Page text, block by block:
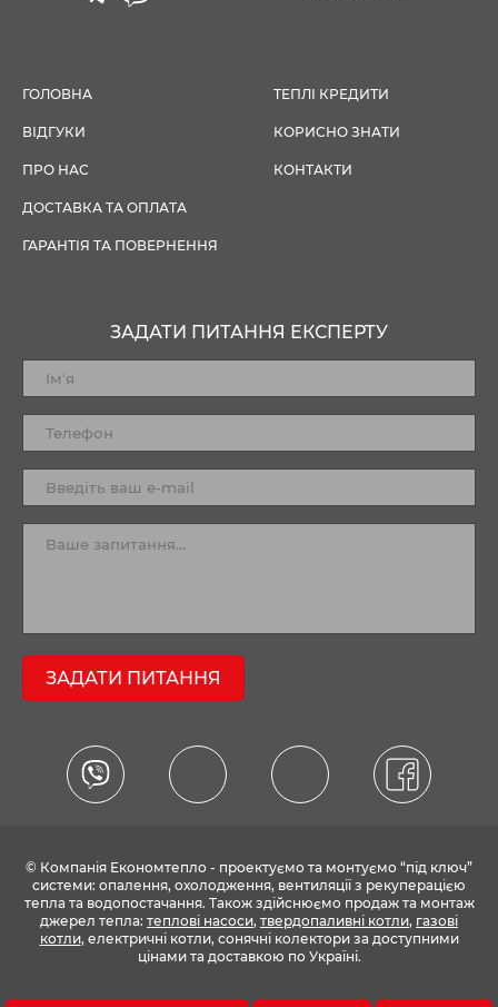
ГОЛОВНА
ВІДГУКИ
ПРО НАС
ДОСТАВКА ТА ОПЛАТА
ГАРАНТІЯ ТА ПОВЕРНЕННЯ
ТЕПЛІ КРЕДИТИ
КОРИСНО ЗНАТИ
КОНТАКТИ
ЗАДАТИ ПИТАННЯ ЕКСПЕРТУ
ЗАДАТИ ПИТАННЯ
© Компанія Економтепло - проектуємо та монтуємо “під ключ”
системи: опалення, охолодження, вентиляції з рекуперацією
тепла та водопостачання. Також здійснюємо продаж та монтаж
джерел тепла: теплові насоси, твердопаливні котли, газові
котли, електричні котли, сонячні колектори за доступними
цінами та доставкою по Україні.